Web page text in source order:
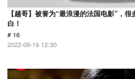
【越哥】被誉为“最浪漫的法国电影”，
白！
# 16
2022-09-19 12:30